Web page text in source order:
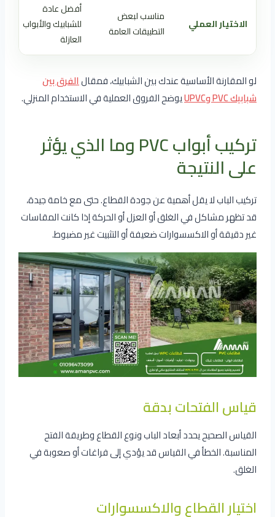
الاختيار العملي
مناسب لبعض
التطبيقات العامة
أفضل عادة
للشبابيك والأبواب
العازلة
لو المقارنة الأساسية عندك بين الشبابيك، فمقالالفرق بين
شبابيك PVC وUPVC
يوضح الفروق العملية في الاستخدام المنزلي.
تركيب أبواب PVC وما الذي يؤثر
على النتيجة
تركيب الباب لا يقل أهمية عن جودة القطاع. حتى مع خامة جيدة،
قد تظهر مشاكل في الغلق أو العزل أو الحركة إذا كانت المقاسات
غير دقيقة أو الاكسسوارات ضعيفة أو التثبيت غير مضبوط.
قياس الفتحات بدقة
القياس الصحيح يحدد أبعاد الباب ونوع القطاع وطريقة الفتح
المناسبة. الخطأ في القياس قد يؤدي إلى فراغات أو صعوبة في
الغلق.
اختيار القطاع والاكسسوارات